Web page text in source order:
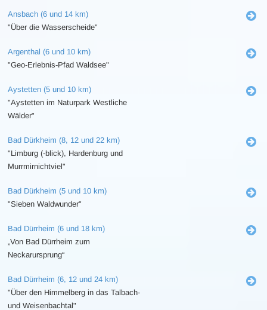
Ansbach (6 und 14 km)
"Über die Wasserscheide"
Argenthal (6 und 10 km)
"Geo-Erlebnis-Pfad Waldsee"
Aystetten (5 und 10 km)
"Aystetten im Naturpark Westliche
Wälder"
Bad Dürkheim (8, 12 und 22 km)
"Limburg (-blick), Hardenburg und
Murrmirnichtviel"
Bad Dürkheim (5 und 10 km)
"Sieben Waldwunder"
Bad Dürrheim (6 und 18 km)
„Von Bad Dürrheim zum
Neckarursprung“
Bad Dürrheim (6, 12 und 24 km)
"Über den Himmelberg in das Talbach-
und Weisenbachtal"